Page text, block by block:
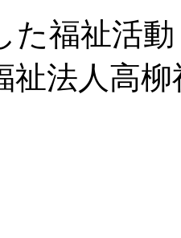
た福祉活
法人高柳